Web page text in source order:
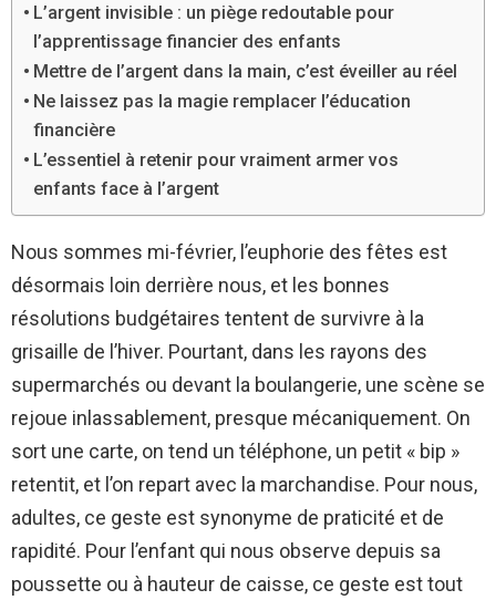
L’argent invisible : un piège redoutable pour
l’apprentissage financier des enfants
Mettre de l’argent dans la main, c’est éveiller au réel
Ne laissez pas la magie remplacer l’éducation
financière
L’essentiel à retenir pour vraiment armer vos
enfants face à l’argent
Nous sommes mi-février, l’euphorie des fêtes est
désormais loin derrière nous, et les bonnes
résolutions budgétaires tentent de survivre à la
grisaille de l’hiver. Pourtant, dans les rayons des
supermarchés ou devant la boulangerie, une scène se
rejoue inlassablement, presque mécaniquement. On
sort une carte, on tend un téléphone, un petit « bip »
retentit, et l’on repart avec la marchandise. Pour nous,
adultes, ce geste est synonyme de praticité et de
rapidité. Pour l’enfant qui nous observe depuis sa
poussette ou à hauteur de caisse, ce geste est tout